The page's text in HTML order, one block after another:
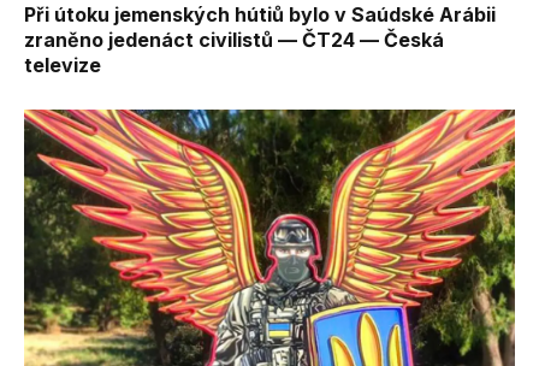
Při útoku jemenských hútiů bylo v Saúdské Arábii
zraněno jedenáct civilistů — ČT24 — Česká
televize